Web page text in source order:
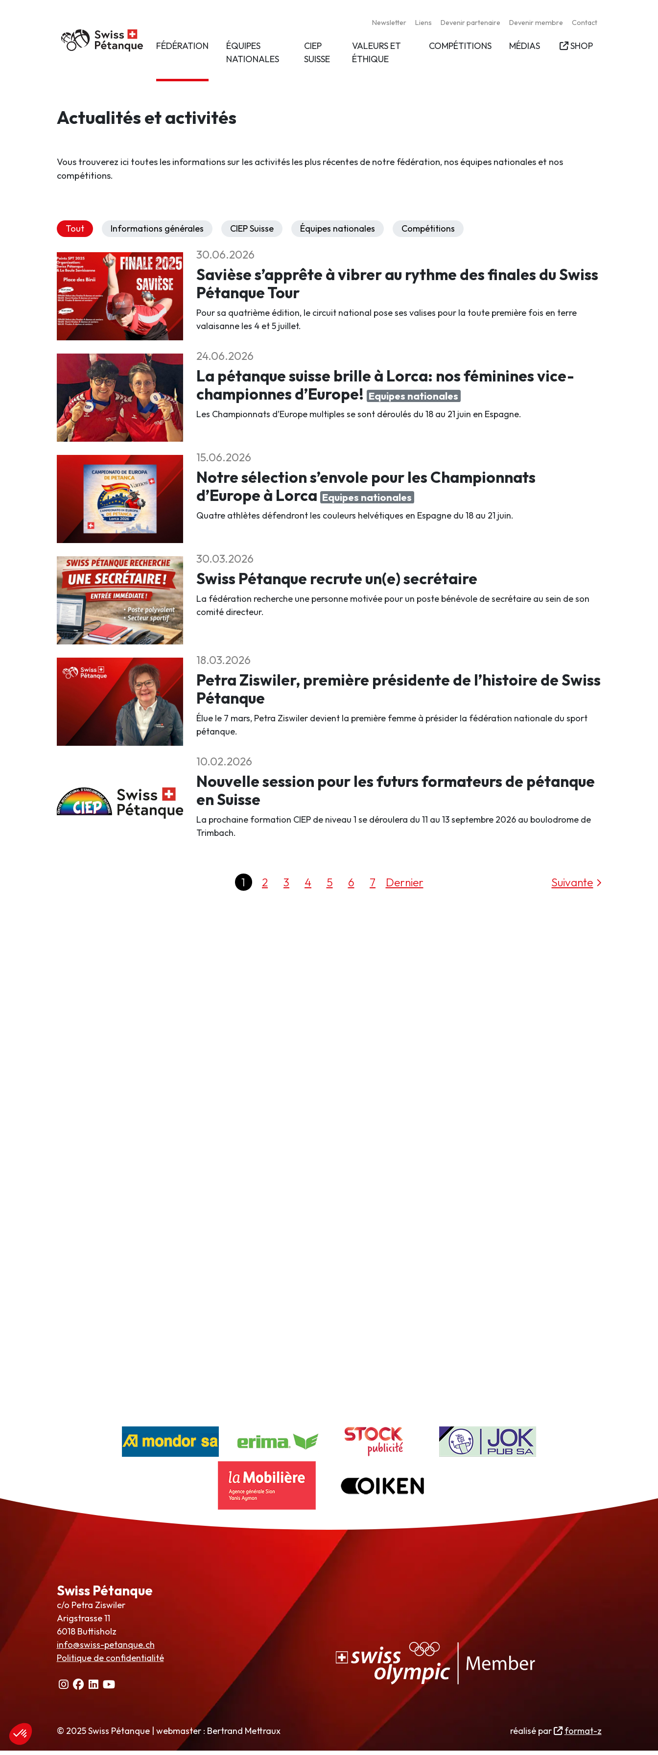
Newsletter Liens Devenir partenaire Devenir membre Contact
FÉDÉRATION
ÉQUIPES
NATIONALES
CIEP
SUISSE
VALEURS ET
ÉTHIQUE
COMPÉTITIONS MÉDIAS SHOP
Actualités et activités
Vous trouverez ici toutes les informations sur les activités les plus récentes de notre fédération, nos équipes nationales et nos
compétitions.
Tout Informations générales CIEP Suisse Équipes nationales Compétitions
30.06.2026
Savièse s’apprête à vibrer au rythme des finales du Swiss
Pétanque Tour
Pour sa quatrième édition, le circuit national pose ses valises pour la toute première fois en terre
valaisanne les 4 et 5 juillet.
24.06.2026
La pétanque suisse brille à Lorca: nos féminines vice-
championnes d’Europe! Equipes nationales
Les Championnats d’Europe multiples se sont déroulés du 18 au 21 juin en Espagne.
15.06.2026
Notre sélection s’envole pour les Championnats
d’Europe à Lorca Equipes nationales
Quatre athlètes défendront les couleurs helvétiques en Espagne du 18 au 21 juin.
30.03.2026
Swiss Pétanque recrute un(e) secrétaire
La fédération recherche une personne motivée pour un poste bénévole de secrétaire au sein de son
comité directeur.
18.03.2026
Petra Ziswiler, première présidente de l’histoire de Swiss
Pétanque
Élue le 7 mars, Petra Ziswiler devient la première femme à présider la fédération nationale du sport
pétanque.
10.02.2026
Nouvelle session pour les futurs formateurs de pétanque
en Suisse
La prochaine formation CIEP de niveau 1 se déroulera du 11 au 13 septembre 2026 au boulodrome de
Trimbach.
1 2 3 4 5 6 7 Dernier Suivante
Swiss Pétanque
c/o Petra Ziswiler
Arigstrasse 11
6018 Buttisholz
info@swiss-petanque.ch
Politique de confidentialité
© 2025 Swiss Pétanque | webmaster : Bertrand Mettraux réalisé par format-z